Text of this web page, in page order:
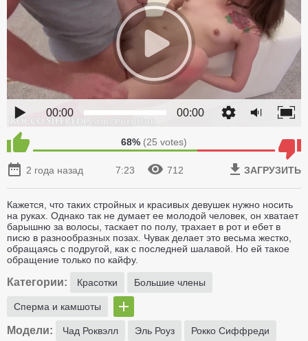
00:00 00:00
68% (25 votes)
2 года назад 7:23 712 ЗАГРУЗИТЬ
Кажется, что таких стройных и красивых девушек нужно носить
на руках. Однако так не думает ее молодой человек, он хватает
барышню за волосы, таскает по полу, трахает в рот и ебет в
писю в разнообразных позах. Чувак делает это весьма жестко,
обращаясь с подругой, как с последней шалавой. Но ей такое
обращение только по кайфу.
Категории: Красотки Большие члены
Сперма и камшоты
Модели: Чад Роквэлл Эль Роуз Рокко Сиффреди